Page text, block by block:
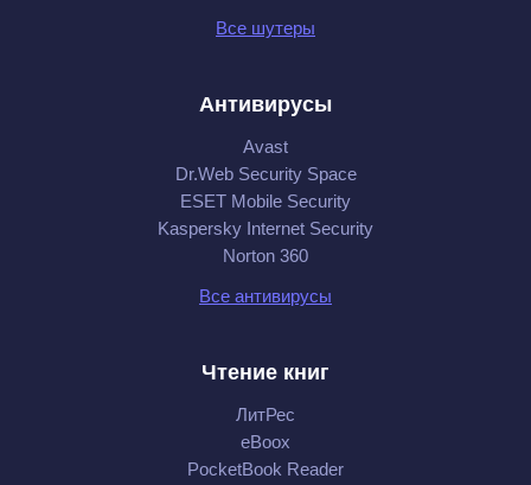
Все шутеры
Антивирусы
Avast
Dr.Web Security Space
ESET Mobile Security
Kaspersky Internet Security
Norton 360
Все антивирусы
Чтение книг
ЛитРес
eBoox
PocketBook Reader